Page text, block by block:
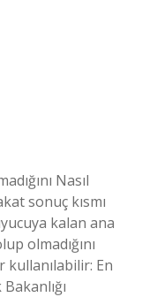
Nasıl
sonuç kısmı
kalan ana
olmadığını
kullanılabilir: En